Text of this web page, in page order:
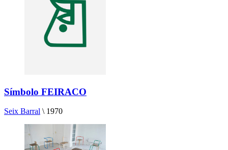
Símbolo FEIRACO
Seix Barral \ 1970